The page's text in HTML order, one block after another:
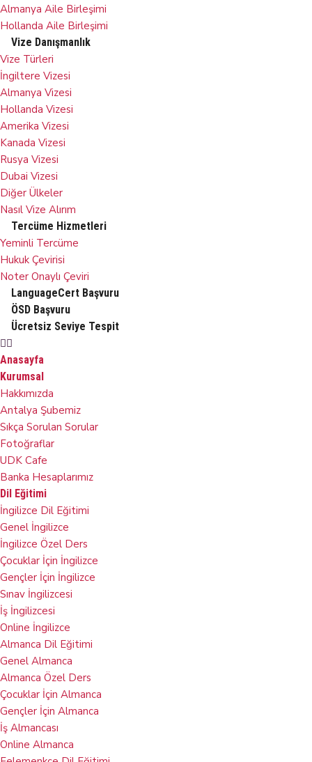
Almanya Aile Birleşimi
Hollanda Aile Birleşimi
Vize Danışmanlık
Vize Türleri
İngiltere Vizesi
Almanya Vizesi
Hollanda Vizesi
Amerika Vizesi
Kanada Vizesi
Rusya Vizesi
Dubai Vizesi
Diğer Ülkeler
Nasıl Vize Alırım
Tercüme Hizmetleri
Yeminli Tercüme
Hukuk Çevirisi
Noter Onaylı Çeviri
LanguageCert Başvuru
ÖSD Başvuru
Ücretsiz Seviye Tespit
Anasayfa
Kurumsal
Hakkımızda
Antalya Şubemiz
Sıkça Sorulan Sorular
Fotoğraflar
UDK Cafe
Banka Hesaplarımız
Dil Eğitimi
İngilizce Dil Eğitimi
Genel İngilizce
İngilizce Özel Ders
Çocuklar İçin İngilizce
Gençler İçin İngilizce
Sınav İngilizcesi
İş İngilizcesi
Online İngilizce
Almanca Dil Eğitimi
Genel Almanca
Almanca Özel Ders
Çocuklar İçin Almanca
Gençler İçin Almanca
İş Almancası
Online Almanca